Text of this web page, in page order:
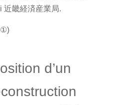
近畿経済産業局.
①)
d’un